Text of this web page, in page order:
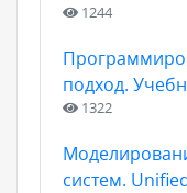
1244
подход.
1322
систем.